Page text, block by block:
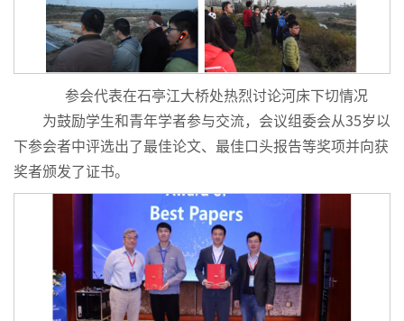
参会代表在石亭江大桥处热烈讨论河床下切情况
为鼓励学生和青年学者参与交流，会议组委会从35岁以
下参会者中评选出了最佳论文、最佳口头报告等奖项并向获
奖者颁发了证书。